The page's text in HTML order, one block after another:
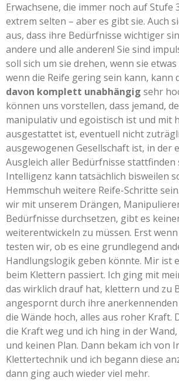
Erwachsene, die immer noch auf Stufe
extrem selten – aber es gibt sie. Auch
aus, dass ihre Bedürfnisse wichtiger
andere und alle anderen! Sie sind
soll sich um sie drehen, wenn sie
wenn die Reife gering sein kann, kann
davon komplett unabhängig sehr
können uns vorstellen, dass jemand,
manipulativ und egoistisch ist und mit
ausgestattet ist, eventuell nicht
ausgewogenen Gesellschaft ist, in der
Ausgleich aller Bedürfnisse stattfinden
Intelligenz kann tatsächlich bisweilen
Hemmschuh weitere Reife-Schritte
wir mit unserem Drängen,
Bedürfnisse durchsetzen, gibt es
weiterentwickeln zu müssen. Erst
testen wir, ob es eine grundlegend
Handlungslogik geben könnte. Mir ist
beim Klettern passiert. Ich ging mit
das wirklich drauf hat, klettern und zu
angespornt durch ihre
die Wände hoch, alles aus roher Kraft.
die Kraft weg und ich hing in der
und keinen Plan. Dann bekam ich von
Klettertechnik und ich begann diese
dann ging auch wieder viel mehr.